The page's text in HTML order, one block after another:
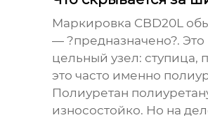
Маркировка CBD20L
— ?предназначено?.
цельный узел:
это часто именно
Полиуретан
износостойко. Но на